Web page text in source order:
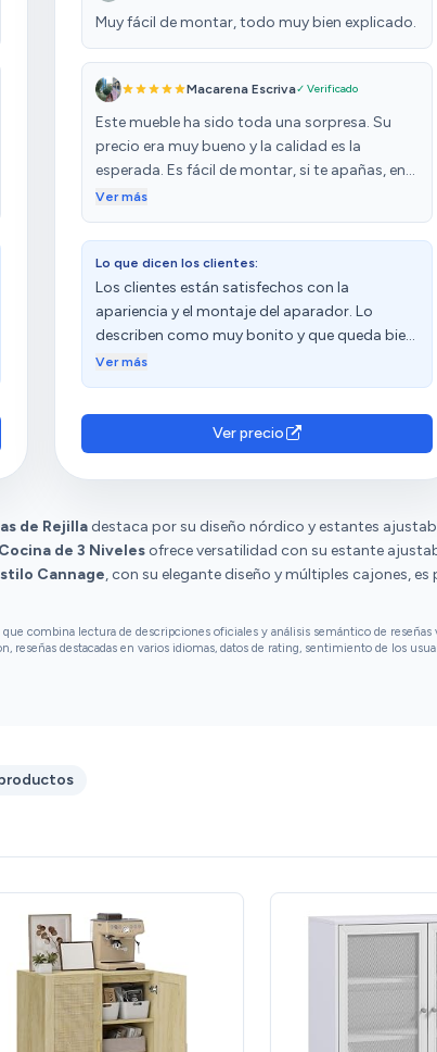
Muy fácil de montar, todo muy bien explicado.
Macarena Escriva✓ Verificado
Este mueble ha sido toda una sorpresa. Su
precio era muy bueno y la calidad es la
esperada. Es fácil de montar, si te apañas, en
hora y poco lo tienes listo. Lo recomiendo,
Ver más
Lo que dicen los clientes:
Los clientes están satisfechos con la
apariencia y el montaje del aparador. Lo
describen como muy bonito y que queda bien
en cualquier sitio. Además, destacan su fácil
una buena relación calidad-precio. También
aprecian su versatilidad.
Ver más
Ver precio
de Rejilladestaca por su diseño nórdico y estantes
de 3 Niveles ofrece versatilidad con su estante
Cannage, con su elegante diseño y múltiples cajones,
combina lectura de descripciones oficiales y análisis semántico de
reseñas destacadas en varios idiomas, datos de rating, sentimiento de los